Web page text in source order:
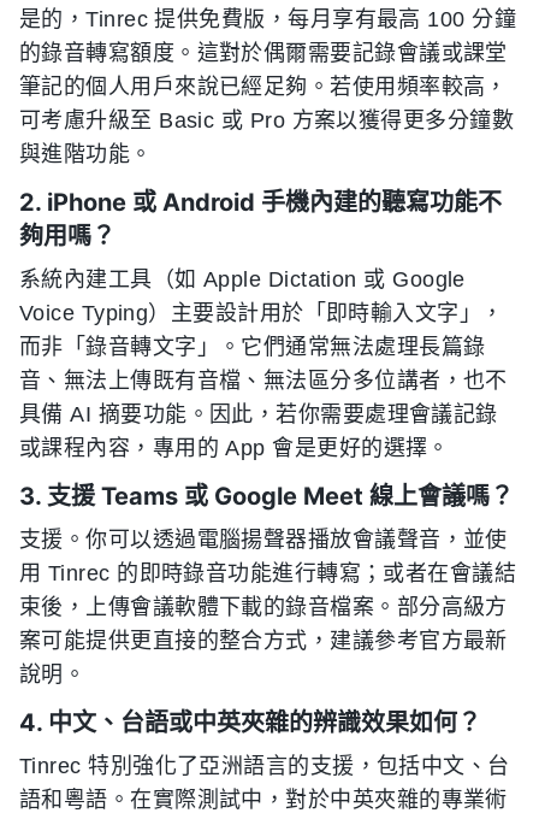
是的，Tinrec 提供免費版，每月享有最高 100 分鐘
的錄音轉寫額度。這對於偶爾需要記錄會議或課堂
筆記的個人用戶來說已經足夠。若使用頻率較高，
可考慮升級至 Basic 或 Pro 方案以獲得更多分鐘數
與進階功能。
2. iPhone 或 Android 手機內建的聽寫功能不
夠用嗎？
系統內建工具（如 Apple Dictation 或 Google
Voice Typing）主要設計用於「即時輸入文字」，
而非「錄音轉文字」。它們通常無法處理長篇錄
音、無法上傳既有音檔、無法區分多位講者，也不
具備 AI 摘要功能。因此，若你需要處理會議記錄
或課程內容，專用的 App 會是更好的選擇。
3. 支援 Teams 或 Google Meet 線上會議嗎？
支援。你可以透過電腦揚聲器播放會議聲音，並使
用 Tinrec 的即時錄音功能進行轉寫；或者在會議結
束後，上傳會議軟體下載的錄音檔案。部分高級方
案可能提供更直接的整合方式，建議參考官方最新
說明。
4. 中文、台語或中英夾雜的辨識效果如何？
Tinrec 特別強化了亞洲語言的支援，包括中文、台
語和粵語。在實際測試中，對於中英夾雜的專業術